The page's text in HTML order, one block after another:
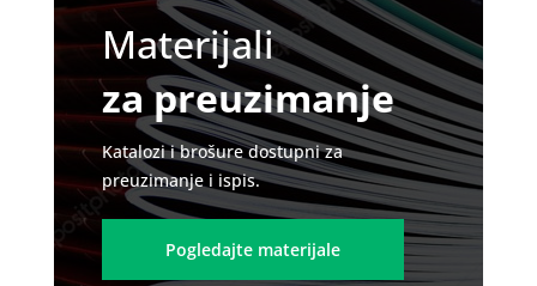
Materijali
za preuzimanje
Katalozi i brošure dostupni za
preuzimanje i ispis.
Pogledajte materijale